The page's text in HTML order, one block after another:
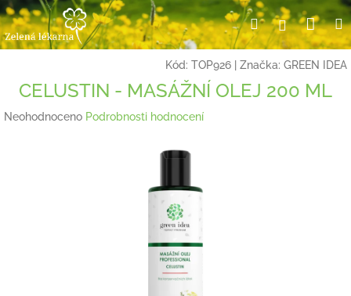
Přejít
na
obsah
HledatPřihlášení
Kód: TOP926 Značka: GREEN IDEA
CELUSTIN - MASÁŽNÍ OLEJ 200 ML
Průměrné
Neohodnoceno Podrobnosti hodnocení